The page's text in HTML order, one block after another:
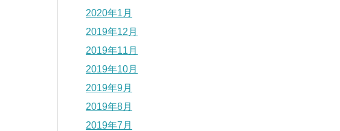
2020年1月
2019年12月
2019年11月
2019年10月
2019年9月
2019年8月
2019年7月